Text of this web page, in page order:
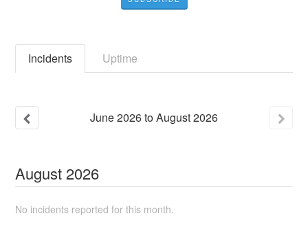
Incidents Uptime
June2026toAugust2026
August 2026
No incidents reported for this month.